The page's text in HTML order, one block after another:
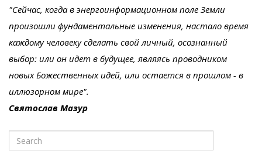
"Сейчас, когда в энергоинформационном поле Земли
произошли фундаментальные изменения, настало время
каждому человеку сделать свой личный, осознанный
выбор: или он идет в будущее, являясь проводником
новых Божественных идей, или остается в прошлом - в
иллюзорном мире".
Святослав Мазур